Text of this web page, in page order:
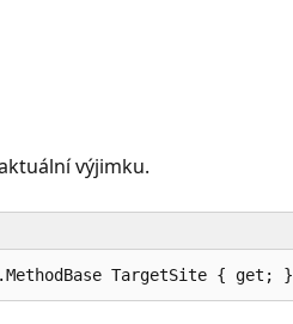
výjimku.
TargetSite { get; }